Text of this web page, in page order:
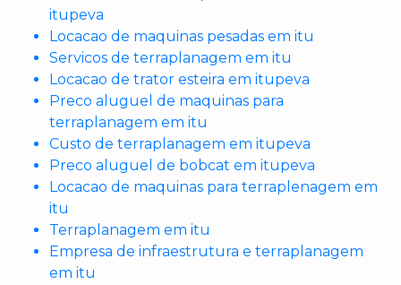
itupeva
Locacao de maquinas pesadas em itu
Servicos de terraplanagem em itu
Locacao de trator esteira em itupeva
Preco aluguel de maquinas para
terraplanagem em itu
Custo de terraplanagem em itupeva
Preco aluguel de bobcat em itupeva
Locacao de maquinas para terraplenagem em
itu
Terraplanagem em itu
Empresa de infraestrutura e terraplanagem
em itu